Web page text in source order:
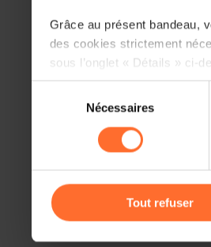
Grâce au présent bandeau,
des cookies strictement
sous l’onglet « Détails » ci-
Il est précisé que la
cas de refus de tous les
gauche de chaque page.
consentement
Nécessaires
Tout refuser